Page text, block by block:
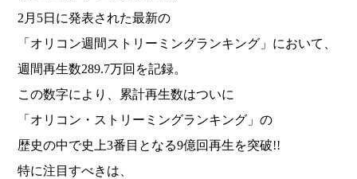
2月5日に発表された最新の
「オリコン週間ストリーミングランキング」において、
週間再生数289.7万回を記録。
この数字により、累計再生数はついに
「オリコン・ストリーミングランキング」の
歴史の中で史上3番目となる9億回再生を突破!!
特に注目すべきは、